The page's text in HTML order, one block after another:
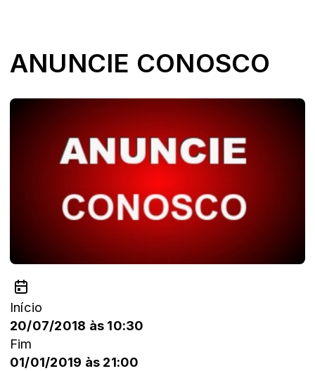
ANUNCIE CONOSCO
Início
20/07/2018 às 10:30
Fim
01/01/2019 às 21:00